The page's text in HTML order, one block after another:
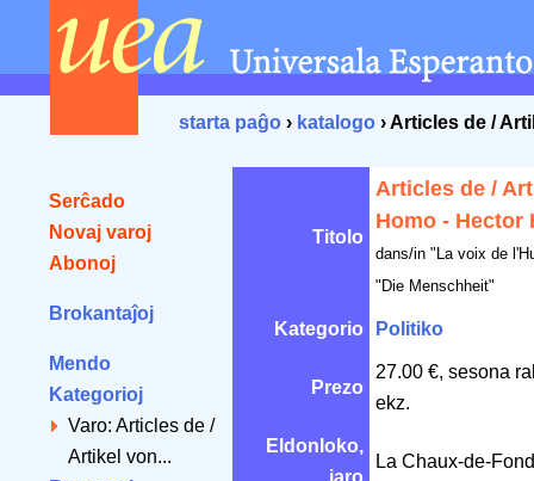
starta paĝo › katalogo › Articles de /
Serĉado
Novaj varoj
Abonoj
Brokantaĵoj
Mendo
Kategorioj
Varo: Articles de /
Artikel von...
Titolo
Articles de /
Homo - Hector
dans/in "La voix de
"Die Menschheit"
Kategorio Politiko
Prezo
27.00 €, sesona
ekz.
Eldonloko,
jaro
La Chaux-de-